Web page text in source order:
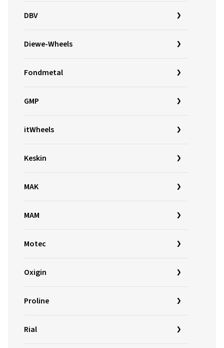
DBV
Diewe-Wheels
Fondmetal
GMP
itWheels
Keskin
MAK
MAM
Motec
Oxigin
Proline
Rial